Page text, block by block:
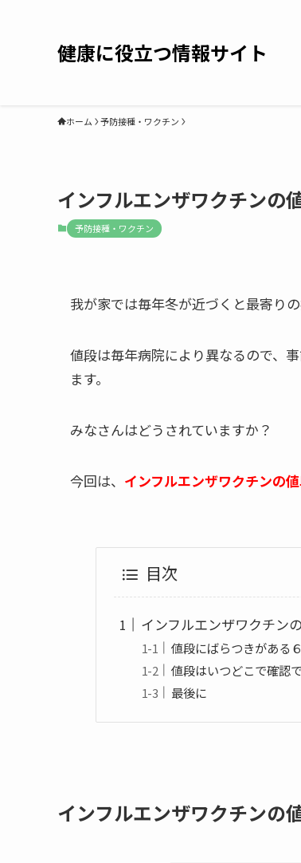
健康に役立つ情報サイト
ホーム 予防接種・ワクチン
インフルエンザワクチンの
予防接種・ワクチン
我が家では毎年冬が近づくと最寄り
値段は毎年病院により異なるので、
ます。
みなさんはどうされていますか？
今回は、 インフルエンザワクチンの
目次
インフルエンザワクチン
値段にばらつきがある
値段はいつどこで確認
最後に
インフルエンザワクチンの